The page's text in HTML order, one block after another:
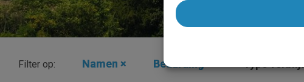
Filter op: Namen × Beauraing